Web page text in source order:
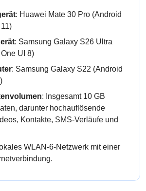
: Huawei Mate 30 Pro (Android
: Samsung Galaxy S26 Ultra
UI 8)
: Samsung Galaxy S22 (Android
: Insgesamt 10 GB
darunter hochauflösende
Kontakte, SMS-Verläufe und
WLAN-6-Netzwerk mit einer